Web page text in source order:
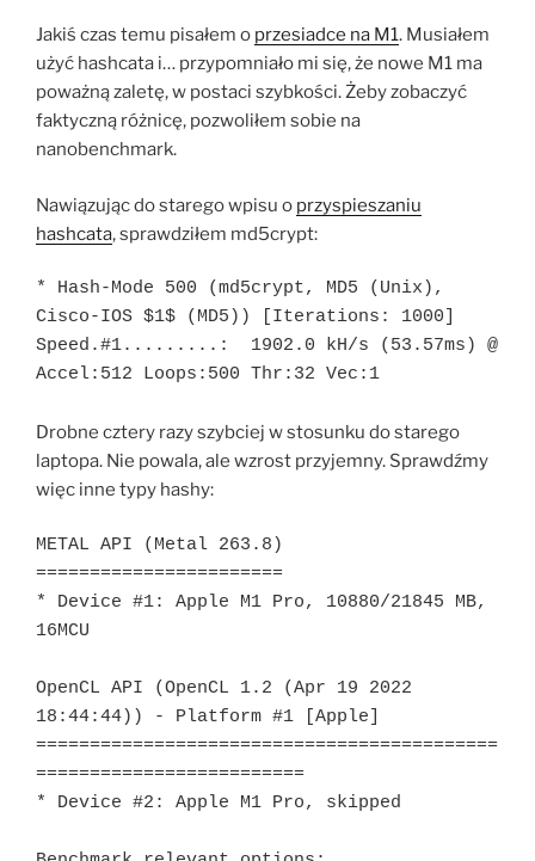
Jakiś czas temu pisałem o przesiadce na M1. Musiałem
użyć hashcata i… przypomniało mi się, że nowe M1 ma
poważną zaletę, w postaci szybkości. Żeby zobaczyć
faktyczną różnicę, pozwoliłem sobie na
nanobenchmark.
Nawiązując do starego wpisu o przyspieszaniu
hashcata, sprawdziłem md5crypt:
* Hash-Mode 500 (md5crypt, MD5 (Unix),
Cisco-IOS $1$ (MD5)) [Iterations: 1000]
Speed.#1.........:  1902.0 kH/s (53.57ms) @
Accel:512 Loops:500 Thr:32 Vec:1
Drobne cztery razy szybciej w stosunku do starego
laptopa. Nie powala, ale wzrost przyjemny. Sprawdźmy
więc inne typy hashy:
METAL API (Metal 263.8)
=======================
* Device #1: Apple M1 Pro, 10880/21845 MB,
16MCU
OpenCL API (OpenCL 1.2 (Apr 19 2022
18:44:44)) - Platform #1 [Apple]
===========================================
=========================
* Device #2: Apple M1 Pro, skipped